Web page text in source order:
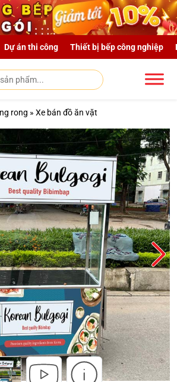
Dự án thi công Thiết bị bếp công nghiệp
rong » Xe bán đồ ăn vặt